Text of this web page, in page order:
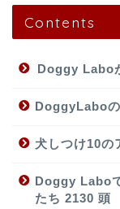
Contents
Doggy Labo
DoggyLabo
犬しつけ10の
Doggy Labo
たち 2130 頭